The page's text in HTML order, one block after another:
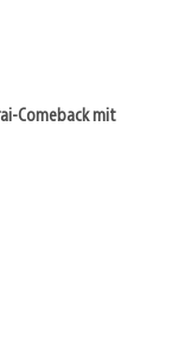
Comeback mit